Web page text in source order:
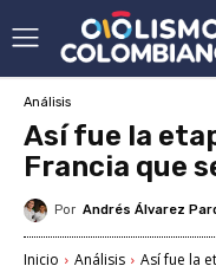
Análisis
Así fue la
Francia que
Por Andrés Álvarez
Inicio Análisis Así fue la